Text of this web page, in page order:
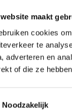
website maakt
cookies
te
adverteren en
of die ze
Noodzakelijk